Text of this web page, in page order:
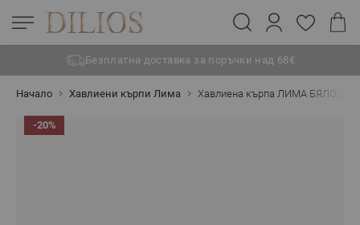
Безплатна доставка за поръчки над 68€
Начало Хавлиени кърпи Лима Хавлиена кърпа ЛИМА БЯЛО, 30/
-20%